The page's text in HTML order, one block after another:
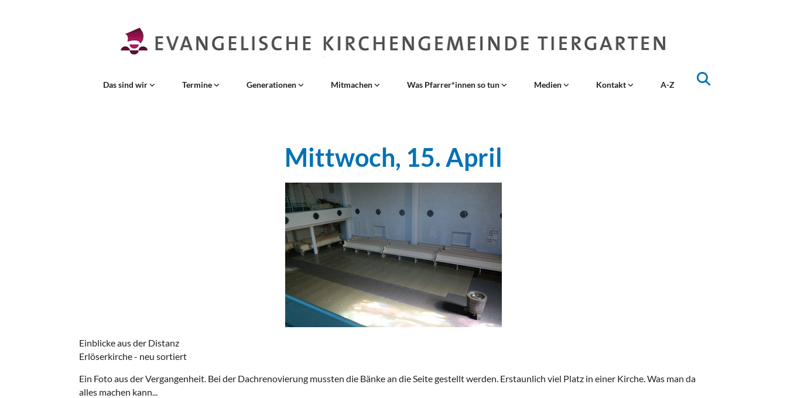
Das sind wir Termine Generationen Mitmachen Was Pfarrer*innen so tun Medien Kontakt A-Z
Mittwoch, 15. April
Einblicke aus der Distanz
Erlöserkirche - neu sortiert
Ein Foto aus der Vergangenheit. Bei der Dachrenovierung mussten die Bänke an die Seite gestellt werden. Erstaunlich viel Platz in einer Kirche. Was man da
alles machen kann...